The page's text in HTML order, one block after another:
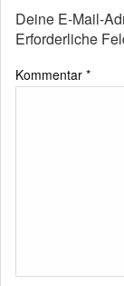
Deine E-Mail-
Erforderliche
Kommentar *